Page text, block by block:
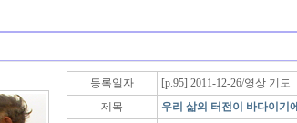
등록일자
[p.95] 2011-12-26/영상 기도
제목
우리 삶의 터전이 바다이기에